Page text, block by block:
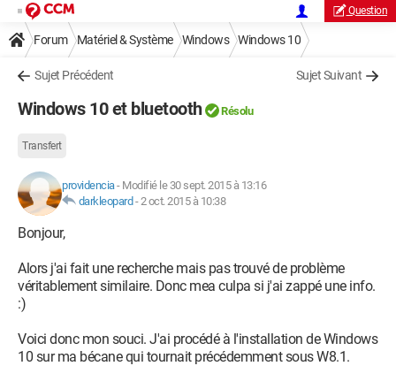
Question
Forum Matériel & Système Windows Windows 10
Sujet Précédent Sujet Suivant
Windows 10 et bluetooth Résolu
Transfert
providencia- Modifié le 30 sept. 2015 à 13:16
darkleopard -2 oct. 2015 à 10:38
Bonjour,
Alors j'ai fait une recherche mais pas trouvé de problème
véritablement similaire. Donc mea culpa si j'ai zappé une info.
:)
Voici donc mon souci. J'ai procédé à l'installation de Windows
10 sur ma bécane qui tournait précédemment sous W8.1.